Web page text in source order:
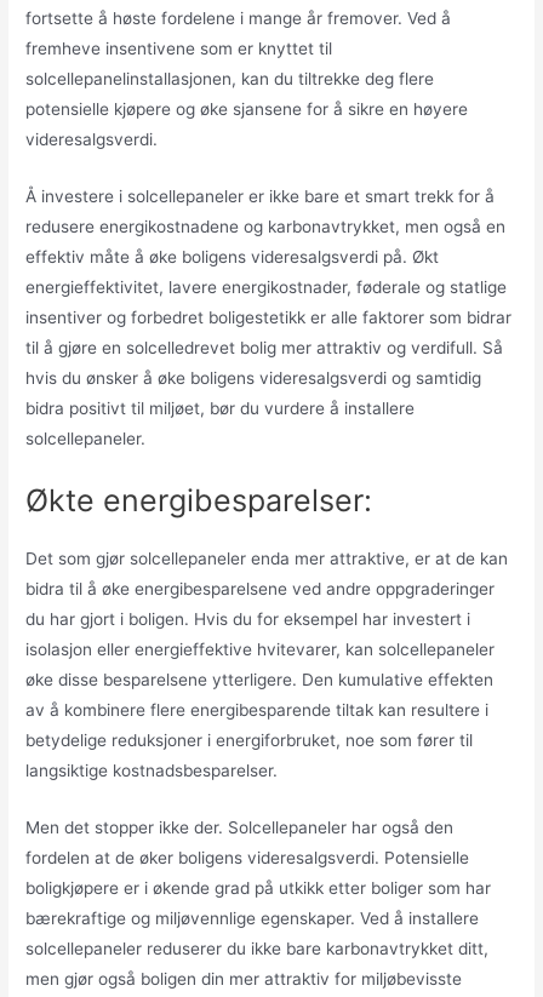
fortsette å høste fordelene i mange år fremover. Ved å
fremheve insentivene som er knyttet til
solcellepanelinstallasjonen, kan du tiltrekke deg flere
potensielle kjøpere og øke sjansene for å sikre en høyere
videresalgsverdi.
Å investere i solcellepaneler er ikke bare et smart trekk for å
redusere energikostnadene og karbonavtrykket, men også en
effektiv måte å øke boligens videresalgsverdi på. Økt
energieffektivitet, lavere energikostnader, føderale og statlige
insentiver og forbedret boligestetikk er alle faktorer som bidrar
til å gjøre en solcelledrevet bolig mer attraktiv og verdifull. Så
hvis du ønsker å øke boligens videresalgsverdi og samtidig
bidra positivt til miljøet, bør du vurdere å installere
solcellepaneler.
Økte energibesparelser:
Det som gjør solcellepaneler enda mer attraktive, er at de kan
bidra til å øke energibesparelsene ved andre oppgraderinger
du har gjort i boligen. Hvis du for eksempel har investert i
isolasjon eller energieffektive hvitevarer, kan solcellepaneler
øke disse besparelsene ytterligere. Den kumulative effekten
av å kombinere flere energibesparende tiltak kan resultere i
betydelige reduksjoner i energiforbruket, noe som fører til
langsiktige kostnadsbesparelser.
Men det stopper ikke der. Solcellepaneler har også den
fordelen at de øker boligens videresalgsverdi. Potensielle
boligkjøpere er i økende grad på utkikk etter boliger som har
bærekraftige og miljøvennlige egenskaper. Ved å installere
solcellepaneler reduserer du ikke bare karbonavtrykket ditt,
men gjør også boligen din mer attraktiv for miljøbevisste